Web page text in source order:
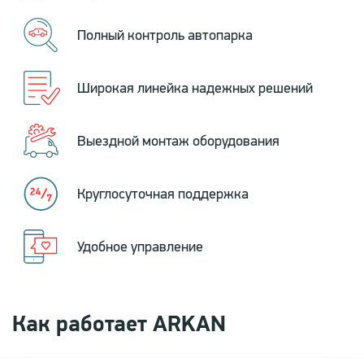
Полный контроль автопарка
Широкая линейка надежных решений
Выездной монтаж оборудования
Круглосуточная поддержка
Удобное управление
Как работает ARKAN